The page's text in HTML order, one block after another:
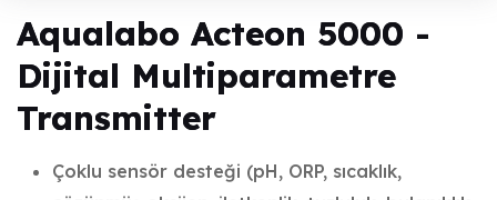
Aqualabo Acteon 5000 -
Dijital Multiparametre
Transmitter
Çoklu sensör desteği (pH, ORP, sıcaklık,